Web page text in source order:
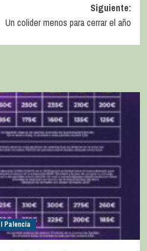
Siguiente:
Un colider menos para cerrar el año
Palencia